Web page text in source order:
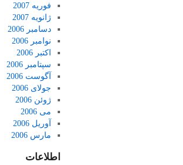
فوریه 2007
ژانویه 2007
دسامبر 2006
نوامبر 2006
اکتبر 2006
سپتامبر 2006
آگوست 2006
جولای 2006
ژوئن 2006
می 2006
آوریل 2006
مارس 2006
اطلاعات